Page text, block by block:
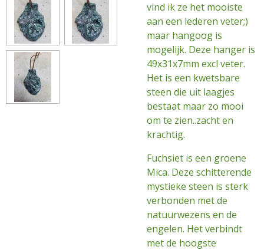
vind ik ze het mooiste
aan een lederen veter;)
maar hangoog is
mogelijk. Deze hanger is
49x31x7mm excl veter.
Het is een kwetsbare
steen die uit laagjes
bestaat maar zo mooi
om te zien..zacht en
krachtig.
Fuchsiet is een groene
Mica. Deze schitterende
mystieke steen is sterk
verbonden met de
natuurwezens en de
engelen. Het verbindt
met de hoogste